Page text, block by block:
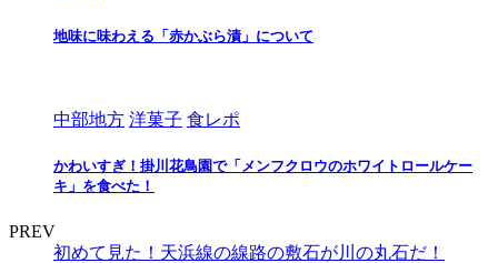
地味に味わえる「赤かぶら漬」について
中部地方 洋菓子 食レポ
かわいすぎ！掛川花鳥園で「メンフクロウのホワイトロールケー
キ」を食べた！
PREV
初めて見た！天浜線の線路の敷石が川の丸石だ！